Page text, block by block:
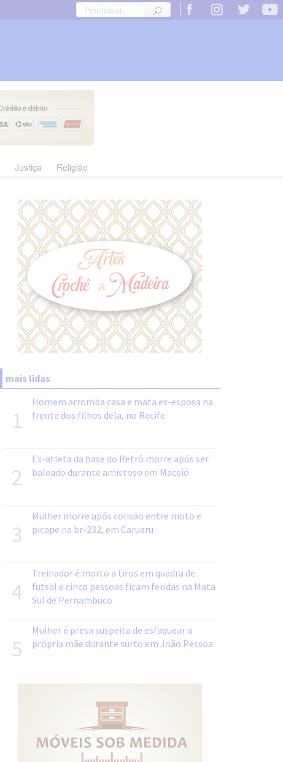
Justiça Religião
mais lidas
1
Homem arromba casa e mata ex-esposa na
frente dos filhos dela, no Recife
2
Ex-atleta da base do Retrô morre após ser
baleado durante amistoso em Maceió
3
Mulher morre após colisão entre moto e
picape na br-232, em Caruaru
4
Treinador é morto a tiros em quadra de
futsal e cinco pessoas ficam feridas na Mata
Sul de Pernambuco
5
Mulher é presa suspeita de esfaquear a
própria mãe durante surto em João Pessoa